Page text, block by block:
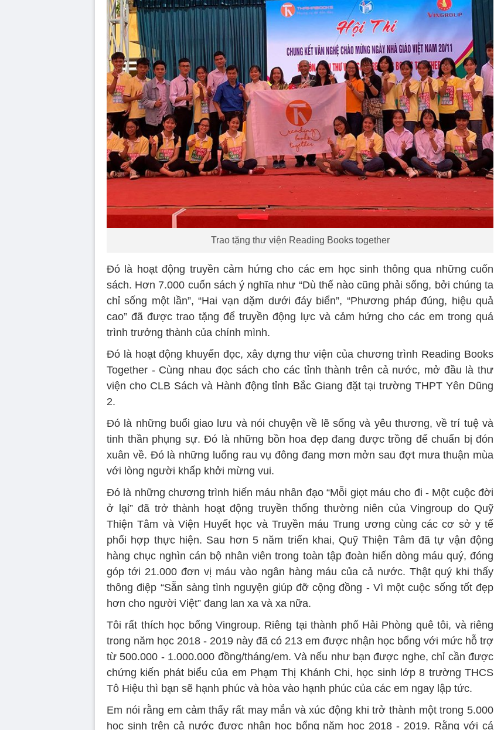
Trao tặng thư viện Reading Books together
Đó là hoạt động truyền cảm hứng cho các em học sinh thông qua những cuốn
sách. Hơn 7.000 cuốn sách ý nghĩa như “Dù thế nào cũng phải sống, bởi chúng ta
chỉ sống một lần”, “Hai vạn dặm dưới đáy biển”, “Phương pháp đúng, hiệu quả
cao” đã được trao tặng để truyền động lực và cảm hứng cho các em trong quá
trình trưởng thành của chính mình.
Đó là hoạt động khuyến đọc, xây dựng thư viện của chương trình Reading Books
Together - Cùng nhau đọc sách cho các tỉnh thành trên cả nước, mở đầu là thư
viện cho CLB Sách và Hành động tỉnh Bắc Giang đặt tại trường THPT Yên Dũng
2.
Đó là những buổi giao lưu và nói chuyện về lẽ sống và yêu thương, về trí tuệ và
tinh thần phụng sự. Đó là những bồn hoa đẹp đang được trồng để chuẩn bị đón
xuân về. Đó là những luống rau vụ đông đang mơn mởn sau đợt mưa thuận mùa
với lòng người khấp khởi mừng vui.
Đó là những chương trình hiến máu nhân đạo “Mỗi giọt máu cho đi - Một cuộc đời
ở lại” đã trở thành hoạt động truyền thống thường niên của Vingroup do Quỹ
Thiện Tâm và Viện Huyết học và Truyền máu Trung ương cùng các cơ sở y tế
phối hợp thực hiện. Sau hơn 5 năm triển khai, Quỹ Thiện Tâm đã tự vận động
hàng chục nghìn cán bộ nhân viên trong toàn tập đoàn hiến dòng máu quý, đóng
góp tới 21.000 đơn vị máu vào ngân hàng máu của cả nước. Thật quý khi thấy
thông điệp “Sẵn sàng tình nguyện giúp đỡ cộng đồng - Vì một cuộc sống tốt đẹp
hơn cho người Việt” đang lan xa và xa nữa.
Tôi rất thích học bổng Vingroup. Riêng tại thành phố Hải Phòng quê tôi, và riêng
trong năm học 2018 - 2019 này đã có 213 em được nhận học bổng với mức hỗ trợ
từ 500.000 - 1.000.000 đồng/tháng/em. Và nếu như bạn được nghe, chỉ cần được
chứng kiến phát biểu của em Phạm Thị Khánh Chi, học sinh lớp 8 trường THCS
Tô Hiệu thì bạn sẽ hạnh phúc và hòa vào hạnh phúc của các em ngay lập tức.
Em nói rằng em cảm thấy rất may mắn và xúc động khi trở thành một trong 5.000
học sinh trên cả nước được nhận học bổng năm học 2018 - 2019. Rằng với cá